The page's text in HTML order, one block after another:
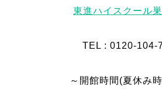
東進ハイスクール
TEL : 0120-104-
～開館時間(夏休み